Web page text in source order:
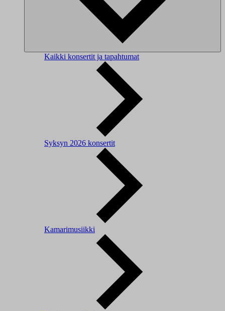
Kaikki konsertit ja tapahtumat
Syksyn 2026 konsertit
Kamarimusiikki